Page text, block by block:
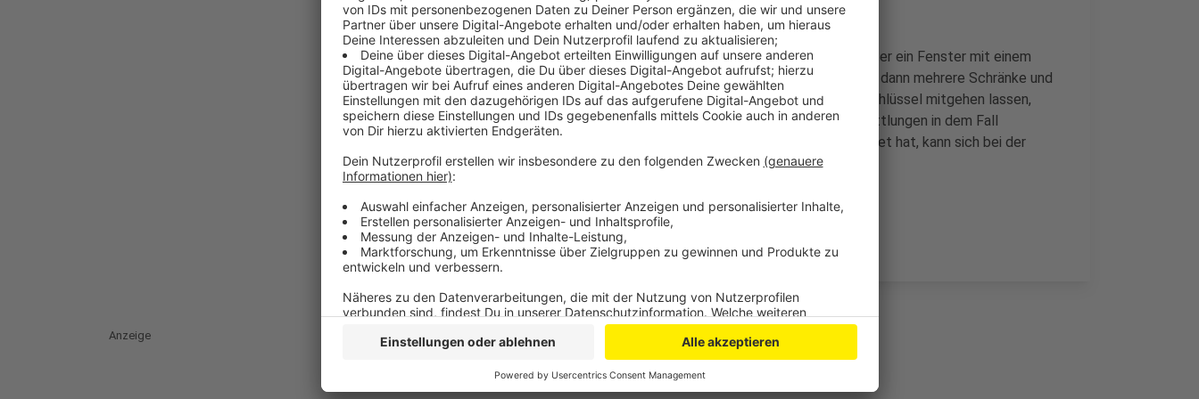
Nach ersten Erkenntnissen der Polizei haben die unbekannten Täter ein Fenster mit einem
Stein eingeworfen und sind so in das Haus gelangt. Hier haben sie dann mehrere Schränke und
Schubladen durchwühlt. Dabei haben sie Reisepässe und einen Schlüssel mitgehen lassen,
außerdem aber auch ein Kopfkissen. Die Polizei hat jetzt die Ermittlungen in dem Fall
aufgenommen und sucht auch nach Zeugen, wer etwas beobachtet hat, kann sich bei der
Polizei melden.
Anzeige
Anzeige